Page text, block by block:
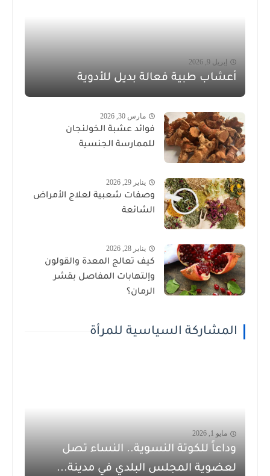
إبريل 9, 2026
أعشاب طبية فعالة بديل للأدوية
مارس 30, 2026
فوائد عشبة الخولنجان
للممارسة الجنسية
يناير 29, 2026
وصفات شعبية لعلاج الأمراض
الشائعة
يناير 28, 2026
كيف تعالج المعدة والقولون
وإلتهابات المفاصل بقشر
الرمان؟
المشاركة السياسية للمرأة
مايو 1, 2026
وداعاً للكوتة النسوية.. النساء تصل
لعضوية المجلس البلدي في مدينة...